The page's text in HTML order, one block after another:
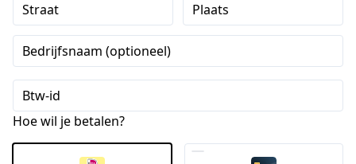
Straat Plaats
Bedrijfsnaam (optioneel)
Btw-id
Hoe wil je betalen?